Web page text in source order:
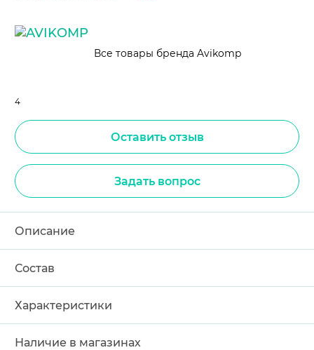
Все товары бренда Avikomp
4
Оставить отзыв
Задать вопрос
Описание
Состав
Характеристики
Наличие в магазинах